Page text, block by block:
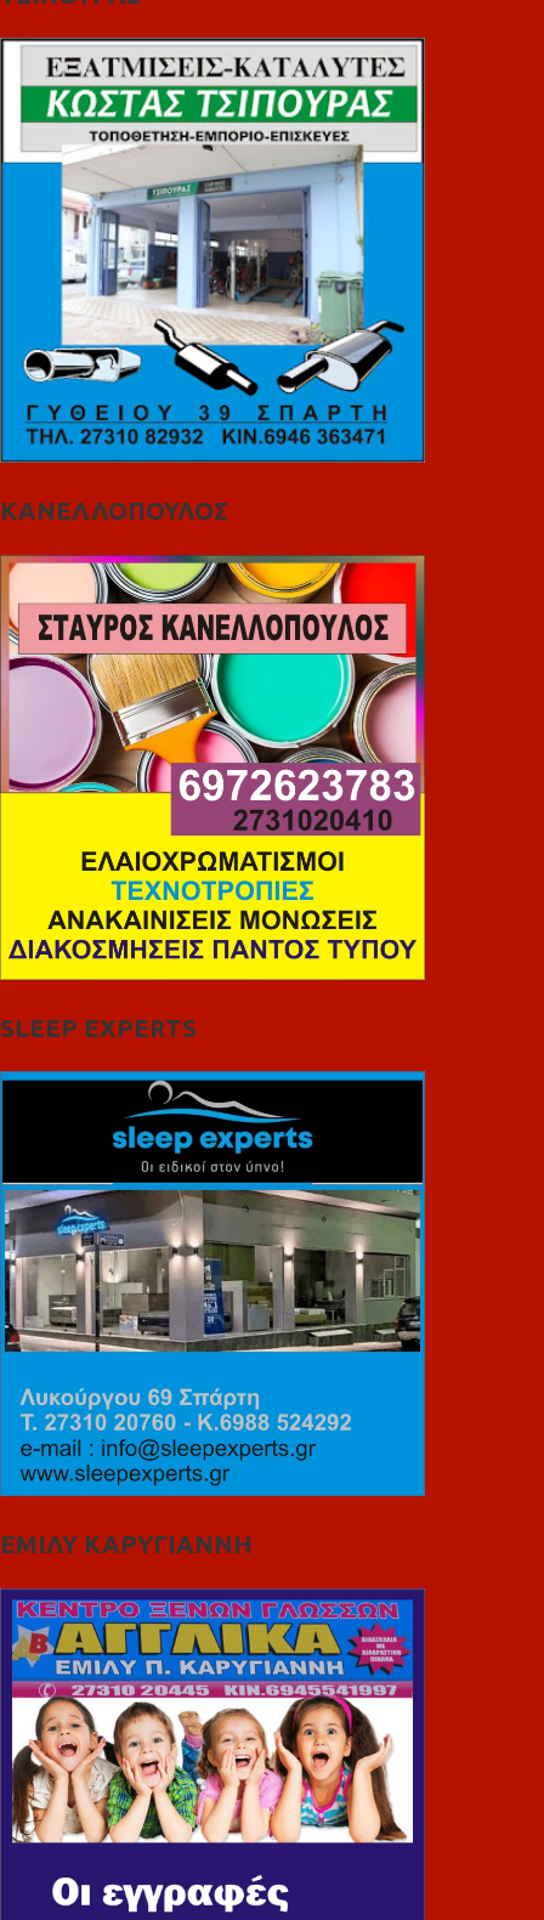
ΚΑΝΕΛΛΟΠΟΥΛΟΣ
SLEEP EXPERTS
ΕΜΙΛΥ ΚΑΡΥΓΙΑΝΝΗ